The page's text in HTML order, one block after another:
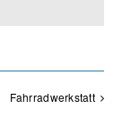
Fahrradwerkstatt